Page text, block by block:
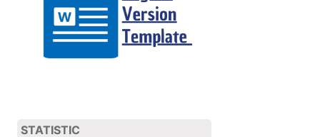
STATISTIC